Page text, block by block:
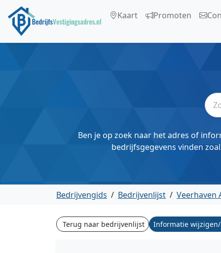
Kaart Promoten
Ben je op zoek naar het adres of
bedrijfsgegevens vinden
Bedrijvengids / Bedrijvenlijst / Veerhaven
Terug naar bedrijvenlijst Informatie